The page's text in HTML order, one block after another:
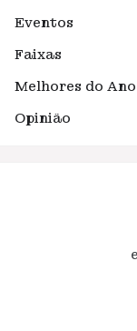
Eventos
Faixas
Melhores do Ano
Opinião